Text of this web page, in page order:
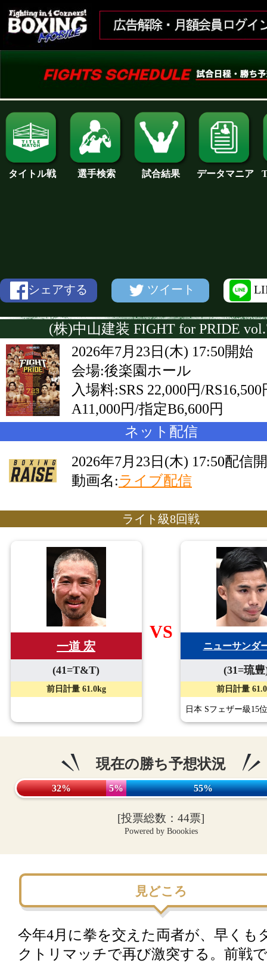
タイトル戦 選手検索 試合結果 データマニア
シェアする ツイート
(株)中山建装 FIGHT for PRIDE
2026年7月23日(木) 17:50開始
会場:後楽園ホール
入場料:SRS 22,000円/
A11,000円/指定B6,600円
ネット配信
2026年7月23日(木) 17:50配信
動画名:ライブ配信
ライト級8回戦
一道 宏
(41=T&T)
前日計量 61.0kg
VS
ニューサンダ
(31=琉豊
前日計量
日本 Sフェザー級15位
現在の勝ち予想状況
32% 5% 55%
[投票総数：44票]
Powered by Boookies
見どころ
今年4月に拳を交えた両者が、早くも
クトリマッチで再び激突する。前戦